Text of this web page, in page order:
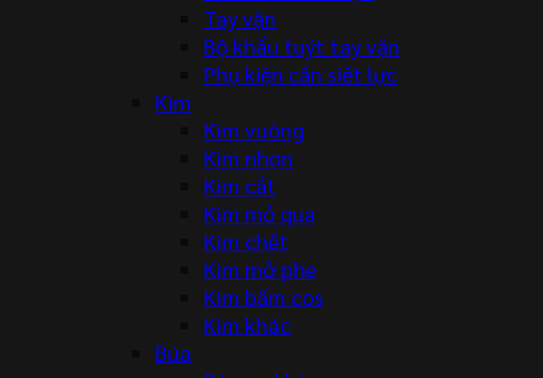
Tay vặn
Bộ khẩu tuýt tay vặn
Phụ kiện cần siết lực
Kìm
Kìm vuông
Kìm nhọn
Kìm cắt
Kìm mỏ quạ
Kìm chết
Kìm mở phe
Kìm bấm cos
Kìm khác
Búa